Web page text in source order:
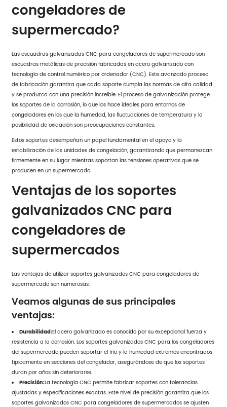
congeladores de
supermercado?
Las escuadras galvanizadas CNC para congeladores de supermercado son
escuadras metálicas de precisión fabricadas en acero galvanizado con
tecnología de control numérico por ordenador (CNC). Este avanzado proceso
de fabricación garantiza que cada soporte cumpla las normas de alta calidad
y se produzca con una precisión increíble. El proceso de galvanización protege
los soportes de la corrosión, lo que los hace ideales para entornos de
congeladores en los que la humedad, las fluctuaciones de temperatura y la
posibilidad de oxidación son preocupaciones constantes.
Estos soportes desempeñan un papel fundamental en el apoyo y la
estabilización de las unidades de congelación, garantizando que permanezcan
firmemente en su lugar mientras soportan las tensiones operativas que se
producen en un supermercado.
Ventajas de los soportes
galvanizados CNC para
congeladores de
supermercados
Las ventajas de utilizar soportes galvanizados CNC para congeladores de
supermercado son numerosas.
Veamos algunas de sus principales
ventajas:
Durabilidad:El acero galvanizado es conocido por su excepcional fuerza y
resistencia a la corrosión. Los soportes galvanizados CNC para los congeladores
del supermercado pueden soportar el frío y la humedad extremos encontrados
típicamente en secciones del congelador, asegurándose de que los soportes
duran por años sin deteriorarse.
Precisión:La tecnología CNC permite fabricar soportes con tolerancias
ajustadas y especificaciones exactas. Este nivel de precisión garantiza que los
soportes galvanizados CNC para congeladores de supermercados se ajusten